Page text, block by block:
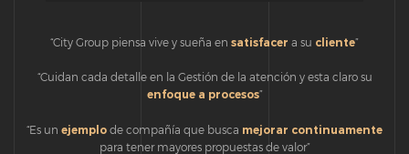
“City Group piensa vive y sueña en satisfacer a su cliente”
“Cuidan cada detalle en la Gestión de la atención y esta claro su
enfoque a procesos”
“Es un ejemplo de compañía que busca mejorar continuamente
para tener mayores propuestas de valor”